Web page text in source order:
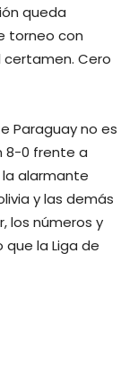
queda
torneo con
Cero
Paraguay no es
8-0 frente a
alarmante
y las demás
los números y
la Liga de